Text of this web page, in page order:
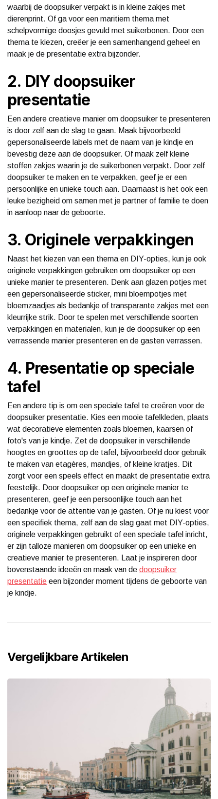
waarbij de doopsuiker verpakt is in kleine zakjes met
dierenprint. Of ga voor een maritiem thema met
schelpvormige doosjes gevuld met suikerbonen. Door een
thema te kiezen, creëer je een samenhangend geheel en
maak je de presentatie extra bijzonder.
2. DIY doopsuiker
presentatie
Een andere creatieve manier om doopsuiker te presenteren
is door zelf aan de slag te gaan. Maak bijvoorbeeld
gepersonaliseerde labels met de naam van je kindje en
bevestig deze aan de doopsuiker. Of maak zelf kleine
stoffen zakjes waarin je de suikerbonen verpakt. Door zelf
doopsuiker te maken en te verpakken, geef je er een
persoonlijke en unieke touch aan. Daarnaast is het ook een
leuke bezigheid om samen met je partner of familie te doen
in aanloop naar de geboorte.
3. Originele verpakkingen
Naast het kiezen van een thema en DIY-opties, kun je ook
originele verpakkingen gebruiken om doopsuiker op een
unieke manier te presenteren. Denk aan glazen potjes met
een gepersonaliseerde sticker, mini bloempotjes met
bloemzaadjes als bedankje of transparante zakjes met een
kleurrijke strik. Door te spelen met verschillende soorten
verpakkingen en materialen, kun je de doopsuiker op een
verrassende manier presenteren en de gasten verrassen.
4. Presentatie op speciale
tafel
Een andere tip is om een speciale tafel te creëren voor de
doopsuiker presentatie. Kies een mooie tafelkleden, plaats
wat decoratieve elementen zoals bloemen, kaarsen of
foto's van je kindje. Zet de doopsuiker in verschillende
hoogtes en groottes op de tafel, bijvoorbeeld door gebruik
te maken van etagères, mandjes, of kleine kratjes. Dit
zorgt voor een speels effect en maakt de presentatie extra
feestelijk. Door doopsuiker op een originele manier te
presenteren, geef je een persoonlijke touch aan het
bedankje voor de attentie van je gasten. Of je nu kiest voor
een specifiek thema, zelf aan de slag gaat met DIY-opties,
originele verpakkingen gebruikt of een speciale tafel inricht,
er zijn talloze manieren om doopsuiker op een unieke en
creatieve manier te presenteren. Laat je inspireren door
bovenstaande ideeën en maak van de doopsuiker
presentatie een bijzonder moment tijdens de geboorte van
je kindje.
Vergelijkbare Artikelen